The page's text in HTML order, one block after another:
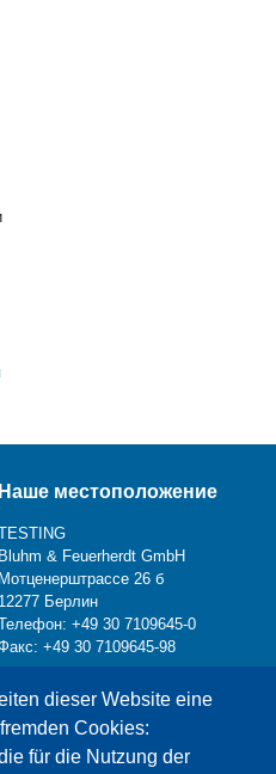
dieser Website eine
Cookies:
für die Nutzung der
Наше местоположение
Bluhm & Feuerherdt GmbH
Мотценерштрассе 26 б
12277 Берлин
+49 30 7109645-0
+49 30 7109645-98
info@testing.de